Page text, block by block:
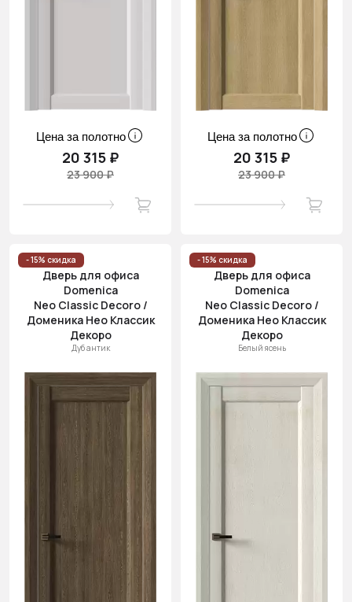
Цена за полотно
20 315 ₽
23 900 ₽
Цена за полотно
20 315 ₽
23 900 ₽
- 15% скидка
Дверь для офиса
Domenica
Neo Classic Decoro /
Доменика Нео Классик
Декоро
Дуб антик
- 15% скидка
Дверь для офиса
Domenica
Neo Classic Decoro /
Доменика Нео Классик
Декоро
Белый ясень